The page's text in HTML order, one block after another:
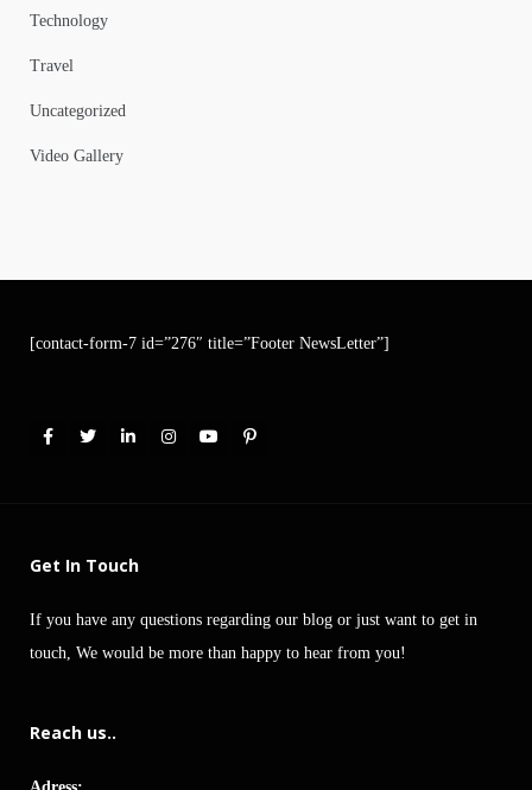
Technology
Travel
Uncategorized
Video Gallery
[contact-form-7 id=”276″ title=”Footer NewsLetter”]
Get In Touch
If you have any questions regarding our blog or just want to get in
touch, We would be more than happy to hear from you!
Reach us..